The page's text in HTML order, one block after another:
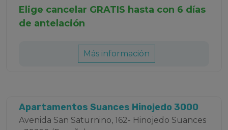
Elige cancelar GRATIS hasta con 6 días
de antelación
Más información
Apartamentos Suances Hinojedo 3000
Avenida San Saturnino, 162- Hinojedo Suances